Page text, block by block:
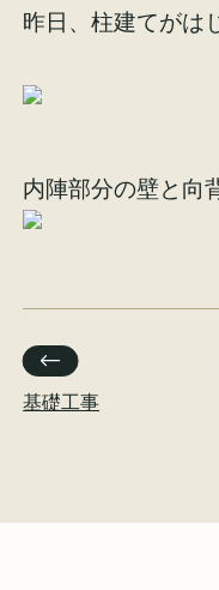
昨日、柱建てがは
内陣部分の壁と向
基礎工事
スタッフ紹介